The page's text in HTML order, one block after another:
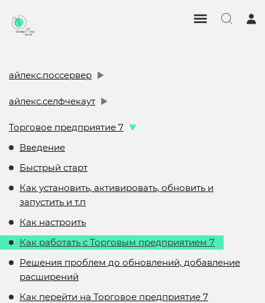
айлекс.поссервер
айлекс.селфчекаут
Торговое предприятие 7
Введение
Быстрый старт
Как установить, активировать, обновить и
запустить и т.п
Как настроить
Как работать с Торговым предприятием 7
Решения проблем до обновлений, добавление
расширений
Как перейти на Торговое предприятие 7